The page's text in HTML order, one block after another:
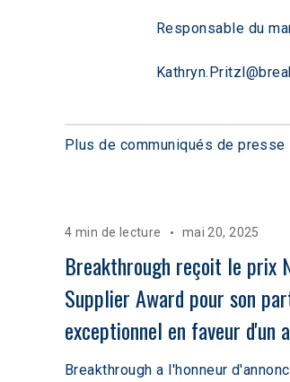
Responsable du
Plus de communiqués de presse
4 min de lecture mai 20, 2025
Breakthrough reçoit le prix
Supplier Award pour son
exceptionnel en faveur d'un
Breakthrough a l'honneur